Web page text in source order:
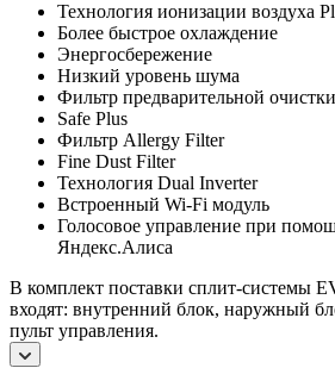
Технология ионизации воздуха
Более быстрое охлаждение
Энергосбережение
Низкий уровень шума
Фильтр предварительной очистки
Safe Plus
Фильтр Allergy Filter
Fine Dust Filter
Технология Dual Inverter
Встроенный Wi-Fi модуль
Голосовое управление при
Яндекс.Алиса
В комплект поставки сплит-системы
входят: внутренний блок, наружный
пульт управления.